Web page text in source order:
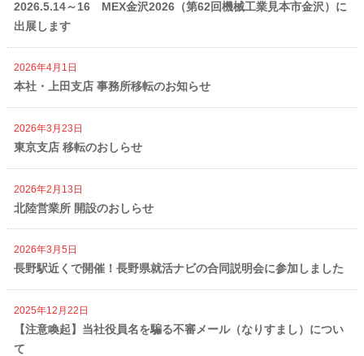
2026.5.14～16 MEX金沢2026（第62回機械工業見本市金沢）に
出展します
2026年4月1日
本社・上田支店 事務所移転のお知らせ
2026年3月23日
東京支店 移転のおしらせ
2026年2月13日
北陸営業所 開設のおしらせ
2026年3月5日
長野駅近くで開催！長野県就活ナビの合同説明会に参加しました
2025年12月22日
【注意喚起】当社役員名を騙る不審メール（なりすまし）につい
て